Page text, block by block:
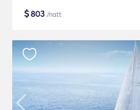
$803 /natt